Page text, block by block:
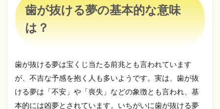
の基
本的
な意
味
歯が
大量
に抜
ける
夢
歯が抜ける夢の基本的な意味
は？
歯が抜ける夢は宝くじ当たる前兆とも言われています
が、不吉な予感を抱く人も多いようです。実は、歯が抜
ける夢は「不安」や「喪失」などの象徴とも言われ、基
本的には凶夢とされています。いちがいに歯が抜ける夢